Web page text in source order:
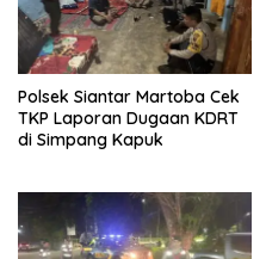
Polsek Siantar Martoba Cek
TKP Laporan Dugaan KDRT
di Simpang Kapuk